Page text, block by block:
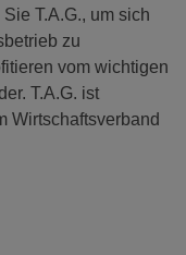
T.A.G., um sich
zu
vom wichtigen
T.A.G. ist
Wirtschaftsverband